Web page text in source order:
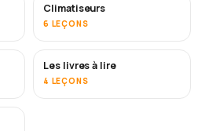
BIENTÔT
Climatiseurs
6 LEÇONS
BIENTÔT
Les livres à lire
4 LEÇONS